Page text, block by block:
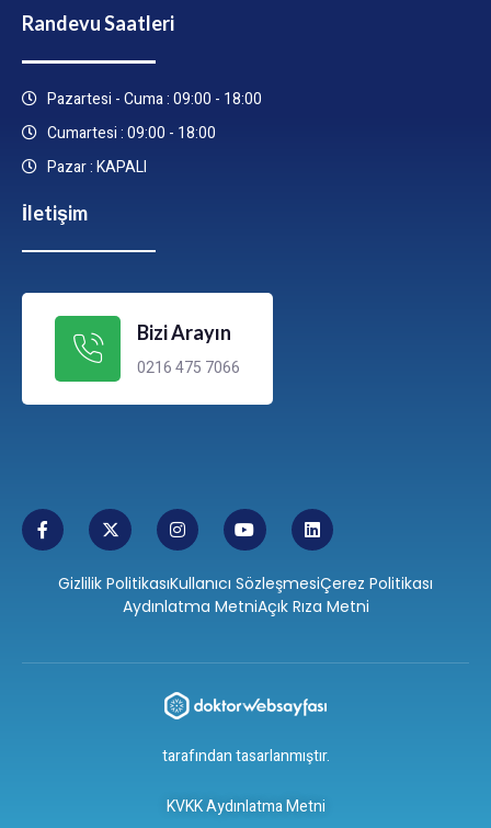
Randevu Saatleri
Pazartesi - Cuma : 09:00 - 18:00
Cumartesi : 09:00 - 18:00
Pazar : KAPALI
İletişim
Bizi Arayın
0216 475 7066
Gizlilik PolitikasıKullanıcı SözleşmesiÇerez Politikası
Aydınlatma MetniAçık Rıza Metni
tarafından tasarlanmıştır.
KVKK Aydınlatma Metni